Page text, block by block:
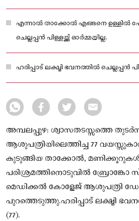
എന്നാൽ താക്കോൽ എങ്ങനെ ഉള്ളിൽ
ചെല്ലപ്പൻ പിള്ളയ്ക്ക് ഓർമ്മയില്ല.
ഹരിപ്പാട് ലക്ഷ്മി ഭവനത്തിൽ ചെല്ലപ്പൻ
അമ്പലപ്പുഴ: ശ്വാസതടസ്സത്തെ
ആശുപത്രിയിലെത്തിച്ച 77
കുടുങ്ങിയ താക്കോൽ, മണിക്കൂറുകൾ
പരിശ്രമത്തിനൊടുവിൽ ബ്രോങ്കോ
മെഡിക്കൽ കോളേജ് ആശുപത്രി
പുറത്തെടുത്തു.ഹരിപ്പാട് ലക്ഷ്മി
(77).